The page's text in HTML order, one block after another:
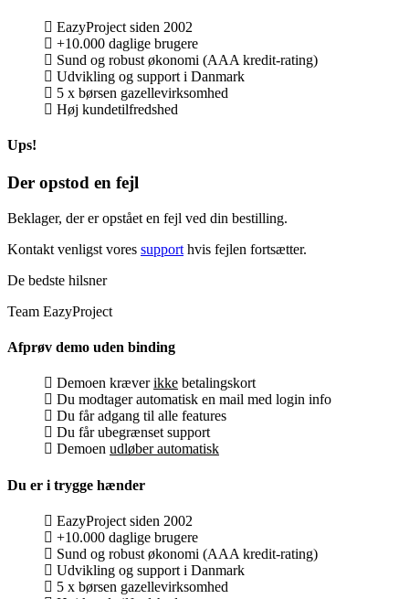
EazyProject siden 2002
+10.000 daglige brugere
Sund og robust økonomi (AAA kredit-rating)
Udvikling og support i Danmark
5 x børsen gazellevirksomhed
Høj kundetilfredshed
Ups!
Der opstod en fejl
Beklager, der er opstået en fejl ved din bestilling.
Kontakt venligst vores support hvis fejlen fortsætter.
De bedste hilsner
Team EazyProject
Afprøv demo uden binding
Demoen kræverikke betalingskort
Du modtager automatisk en mail med login info
Du får adgang til alle features
Du får ubegrænset support
Demoen udløber automatisk
Du er i trygge hænder
EazyProject siden 2002
+10.000 daglige brugere
Sund og robust økonomi (AAA kredit-rating)
Udvikling og support i Danmark
5 x børsen gazellevirksomhed